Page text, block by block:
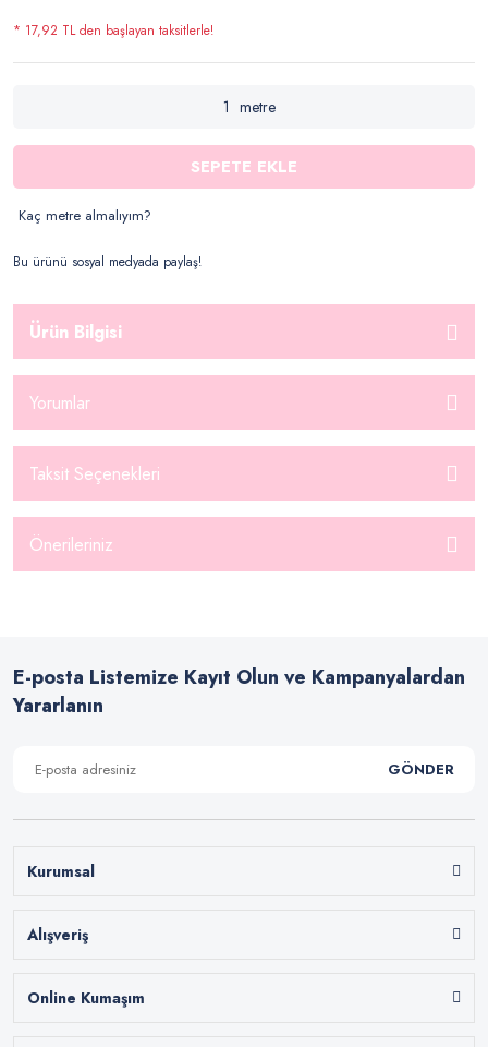
* 17,92 TL den başlayan taksitlerle!
metre
SEPETE EKLE
Kaç metre almalıyım?
Bu ürünü sosyal medyada paylaş!
Ürün Bilgisi
Yorumlar
Taksit Seçenekleri
Önerileriniz
E-posta Listemize Kayıt Olun ve Kampanyalardan
Yararlanın
GÖNDER
Kurumsal
Alışveriş
Online Kumaşım